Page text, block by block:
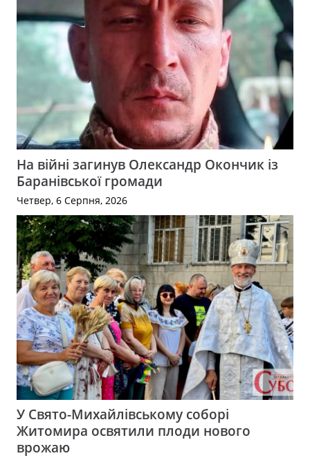
На війні загинув Олександр Окончик із
Баранівської громади
Четвер, 6 Серпня, 2026
У Свято-Михайлівському соборі
Житомира освятили плоди нового
врожаю